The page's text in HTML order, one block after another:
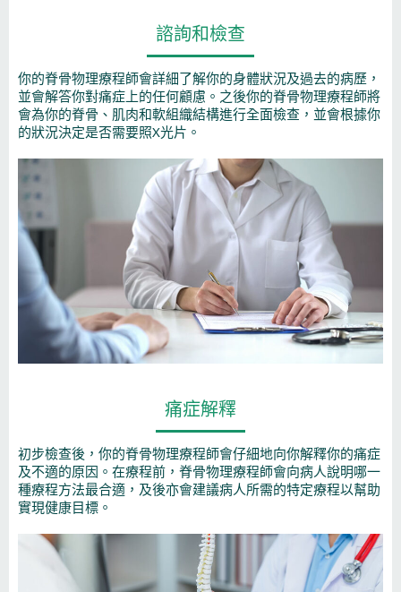
諮詢和檢查
你的脊骨物理療程師會詳細了解你的身體狀況及過去的病歷，
並會解答你對痛症上的任何顧慮。之後你的脊骨物理療程師將
會為你的脊骨、肌肉和軟組織結構進行全面檢查，並會根據你
的狀況決定是否需要照X光片。
痛症解釋
初步檢查後，你的脊骨物理療程師會仔細地向你解釋你的痛症
及不適的原因。在療程前，脊骨物理療程師會向病人說明哪一
種療程方法最合適，及後亦會建議病人所需的特定療程以幫助
實現健康目標。